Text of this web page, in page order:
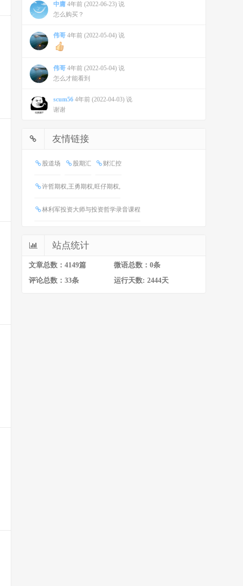
中庸 4年前 (2022-06-23) 说
怎么购买？
伟哥 4年前 (2022-05-04) 说
伟哥 4年前 (2022-05-04) 说
怎么才能看到
scum56 4年前 (2022-04-03) 说
谢谢
友情链接
股道场 股期汇 财汇控
许哲期权,王勇期权,旺仔期权,
林利军投资大师与投资哲学录音课程
站点统计
文章总数：4149篇
微语总数：0条
评论总数：33条
运行天数: 2444天